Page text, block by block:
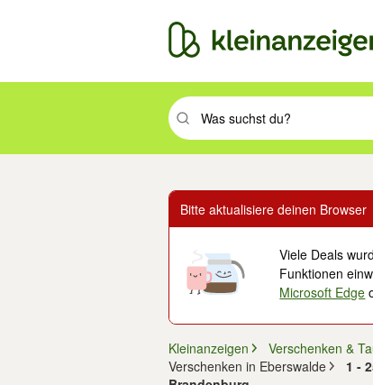
Suchbegriff eingeben.
Bitte aktualisiere deinen Browser
Viele Deals
Funktionen
Microsoft Edge
Kleinanzeigen
Verschenken &
Verschenken in Eberswalde
1 -